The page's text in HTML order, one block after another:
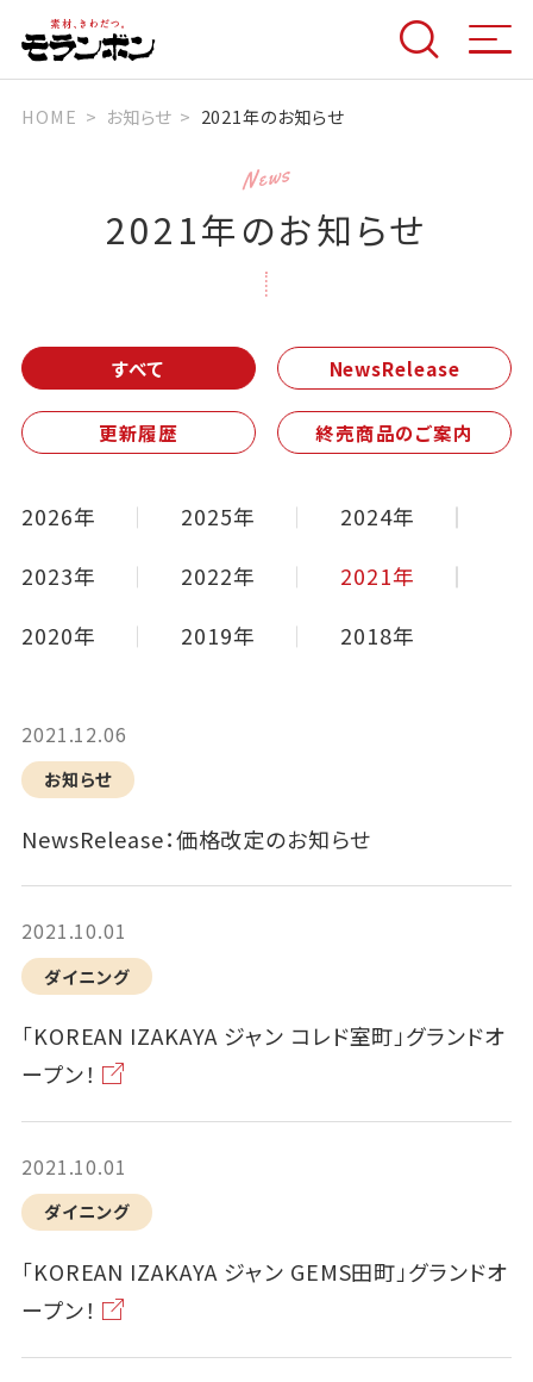
HOME お知らせ 2021年のお知らせ
News
2021年のお知らせ
すべて NewsRelease
更新履歴 終売商品のご案内
2026年 2025年
2024年
2023年
2022年
2021年
2020年
2019年 2018年
2021.12.06
お知らせ
NewsRelease：価格改定のお知らせ
2021.10.01
ダイニング
「KOREAN IZAKAYA ジャン コレド室町」グランドオ
ープン！
2021.10.01
ダイニング
「KOREAN IZAKAYA ジャン GEMS田町」グランドオ
ープン！